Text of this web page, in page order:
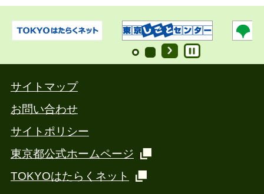
サイトマップ
お問い合わせ
サイトポリシー
東京都公式ホームページ
TOKYOはたらくネット